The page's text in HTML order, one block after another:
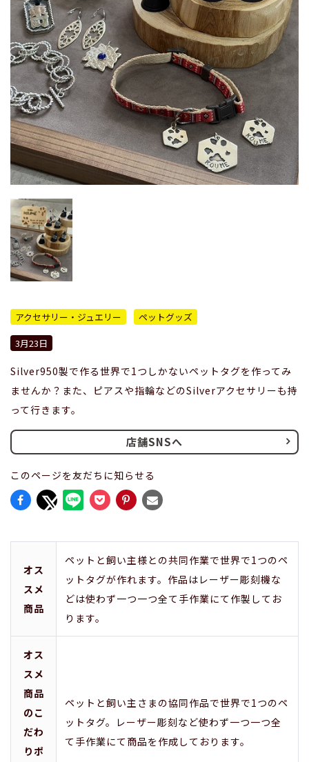
アクセサリー・ジュエリー
ペットグッズ
3月23日
Silver950製で作る世界で1つしかないペットタグを作ってみ
ませんか？また、ピアスや指輪などのSilverアクセサリーも持
って行きます。
店舗SNSへ
このページを友だちに知らせる
オス
スメ
商品
ペットと飼い主様との共同作業で世界で1つのペ
ットタグが作れます。作品はレーザー彫刻機な
どは使わず一つ一つ全て手作業にて作製してお
ります。
オス
スメ
商品
のこ
だわ
りポ
ペットと飼い主さまの協同作品で世界で1つのペ
ットタグ。レーザー彫刻など使わず一つ一つ全
て手作業にて商品を作成しております。